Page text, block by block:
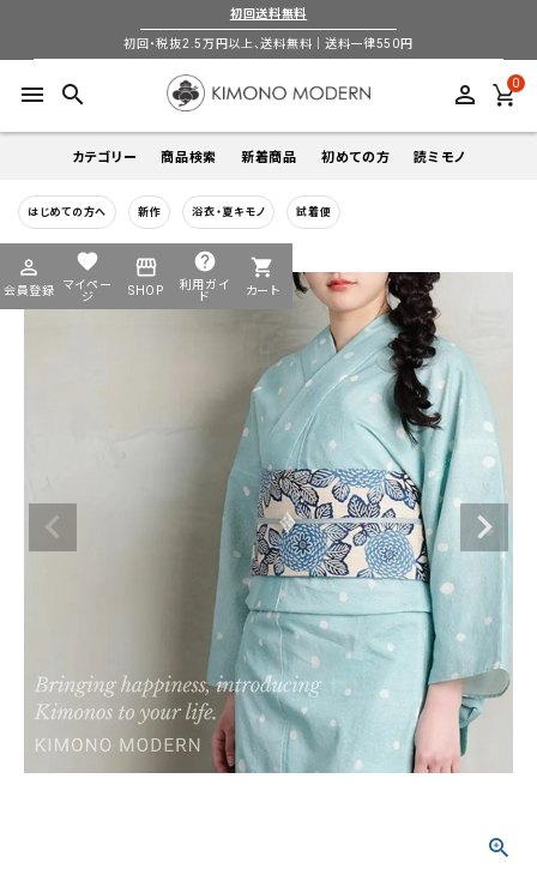
初回送料無料
初回・税抜2.5万円以上、送料無料｜送料一律550円
menu search perm_identity 0
カテゴリー
着物
帯
商品検索
キーワードから探す
search
夏季以外通年 秋 冬
着物 襦袢 小物
フォーマル
在庫有 アーカイブ商品 セール商品
新着商品 初めての方 読ミモノ
はじめての方へ 新作 浴衣・夏キモノ 試着便
perm_identity
会員登録
favorite
マイペー
ジ
storefront
SHOP
help
利用ガイ
ド
shopping_cart
カート search
会員登録
着物